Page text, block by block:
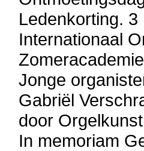
Ledenkorting. 3
Internationaal
Jonge
Gabriël
door
In memoriam